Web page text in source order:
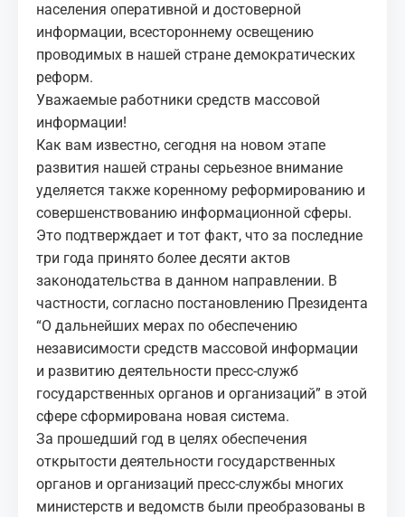
населения оперативной и достоверной
информации, всестороннему освещению
проводимых в нашей стране демократических
реформ.
Уважаемые работники средств массовой
информации!
Как вам известно, сегодня на новом этапе
развития нашей страны серьезное внимание
уделяется также коренному реформированию и
совершенствованию информационной сферы.
Это подтверждает и тот факт, что за последние
три года принято более десяти актов
законодательства в данном направлении. В
частности, согласно постановлению Президента
“О дальнейших мерах по обеспечению
независимости средств массовой информации
и развитию деятельности пресс-служб
государственных органов и организаций” в этой
сфере сформирована новая система.
За прошедший год в целях обеспечения
открытости деятельности государственных
органов и организаций пресс-службы многих
министерств и ведомств были преобразованы в